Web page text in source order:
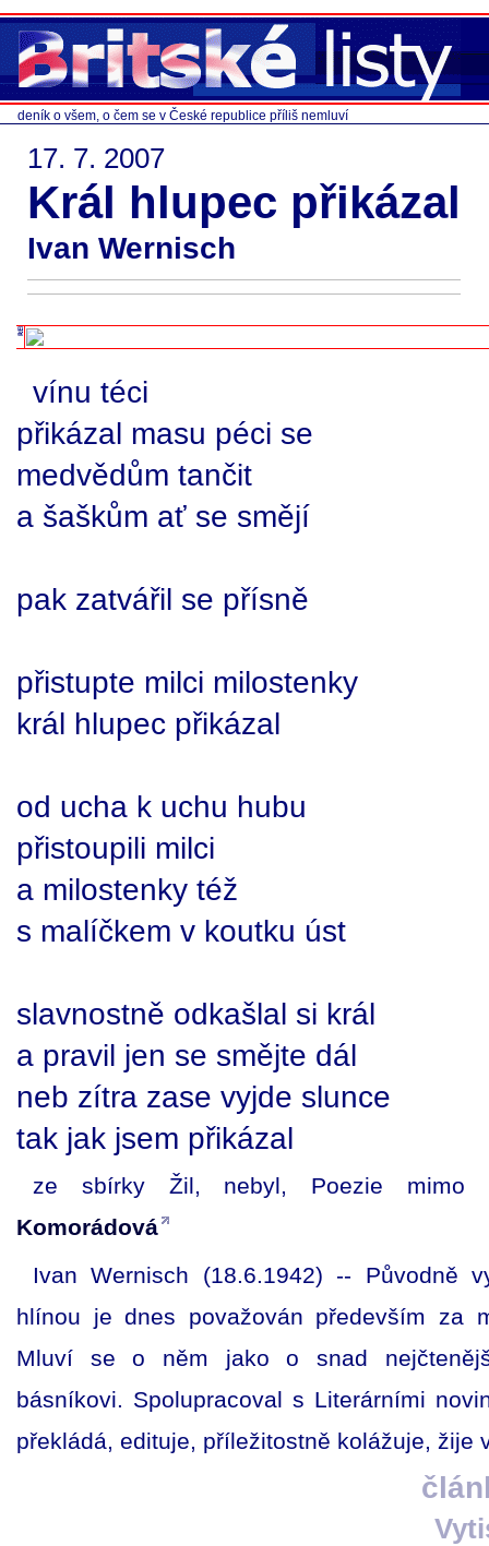
deník o všem, o čem se v České republice příliš nemluví
17. 7. 2007
Král hlupec přikázal
Ivan Wernisch
vínu téci
přikázal masu péci se
medvědům tančit
a šaškům ať se smějí
pak zatvářil se přísně
přistupte milci milostenky
král hlupec přikázal
od ucha k uchu hubu
přistoupili milci
a milostenky též
s malíčkem v koutku úst
slavnostně odkašlal si král
a pravil jen se smějte dál
neb zítra zase vyjde slunce
tak jak jsem přikázal
ze sbírky Žil, nebyl, Poezie mimo
Komorádová
Ivan Wernisch (18.6.1942) -- Původně
hlínou je dnes považován především za
Mluví se o něm jako o snad
básníkovi. Spolupracoval s Literárními
překládá, edituje, příležitostně kolážuje, žije